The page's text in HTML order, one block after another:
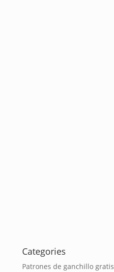
Categories
Patrones de ganchillo gratis